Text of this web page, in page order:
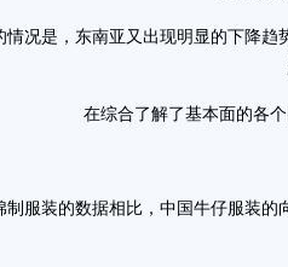
是，东南亚又出现明显的下降趋
在综合了解了基本面的各个
装的数据相比，中国牛仔服装的